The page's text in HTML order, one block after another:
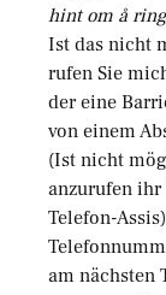
hint om å
Ist das nicht
rufen Sie
der eine
von einem
(Ist nicht
anzurufen ihr
Telefon-
am nächsten